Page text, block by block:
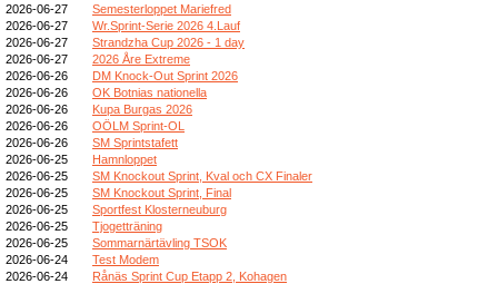
2026-06-27
Semesterloppet Mariefred
2026-06-27
Wr.Sprint-Serie 2026 4.Lauf
2026-06-27
Strandzha Cup 2026 - 1 day
2026-06-27
2026 Åre Extreme
2026-06-26
DM Knock-Out Sprint 2026
2026-06-26
OK Botnias nationella
2026-06-26
Kupa Burgas 2026
2026-06-26
OÖLM Sprint-OL
2026-06-26
SM Sprintstafett
2026-06-25
Hamnloppet
2026-06-25
SM Knockout Sprint, Kval och CX Finaler
2026-06-25
SM Knockout Sprint, Final
2026-06-25
Sportfest Klosterneuburg
2026-06-25
Tjogetträning
2026-06-25
Sommarnärtävling TSOK
2026-06-24
Test Modem
2026-06-24
Rånäs Sprint Cup Etapp 2, Kohagen